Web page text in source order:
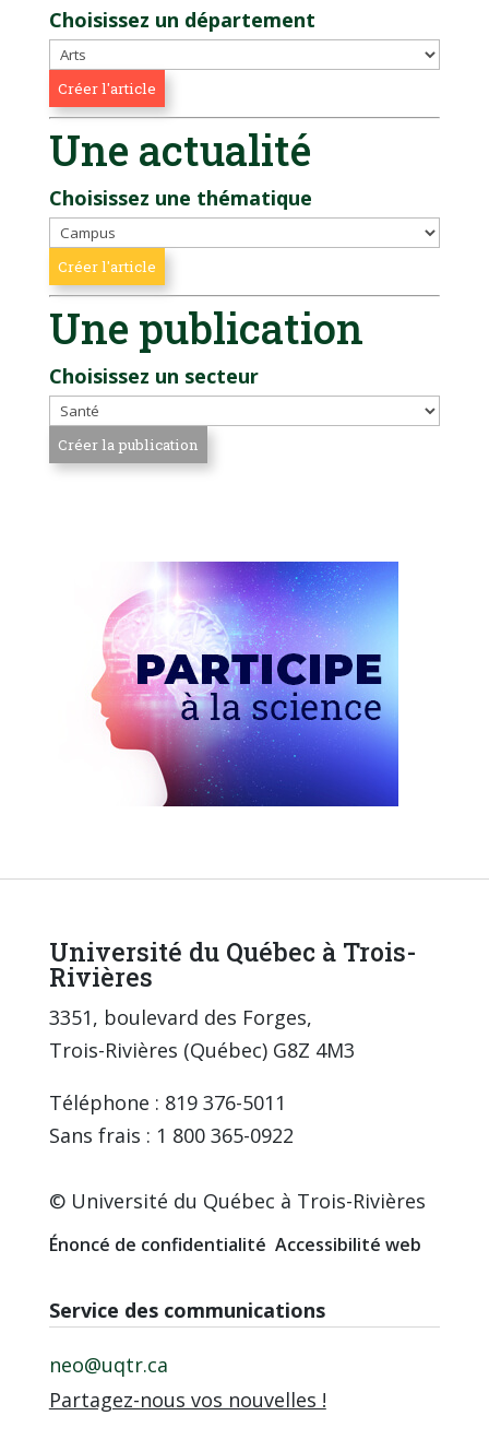
Choisissez un département
Une actualité
Choisissez une thématique
Une publication
Choisissez un secteur
Université du Québec à Trois-
Rivières
3351, boulevard des Forges,
Trois-Rivières (Québec) G8Z 4M3
Téléphone : 819 376-5011
Sans frais : 1 800 365-0922
© Université du Québec à Trois-Rivières
Énoncé de confidentialité Accessibilité web
Service des communications
neo@uqtr.ca
Partagez-nous vos nouvelles !